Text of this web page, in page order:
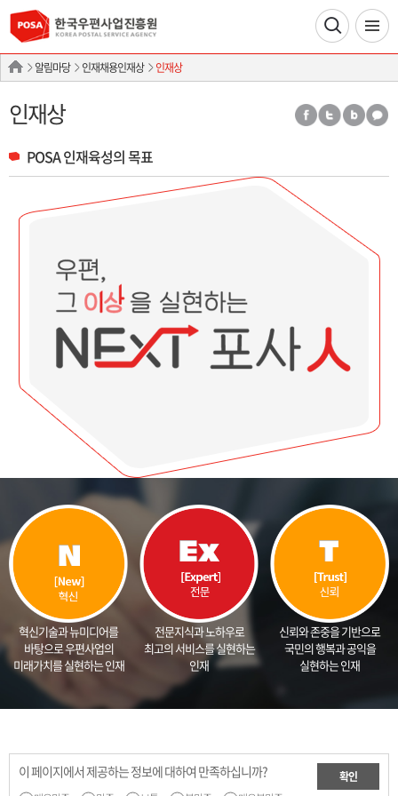
알림마당 인재채용인재상 인재상
인재상
POSA 인재육성의 목표
혁신기술과 뉴미디어를
바탕으로 우편사업의
미래가치를 실현하는 인재
전문지식과 노하우로
최고의 서비스를 실현하는
인재
신뢰와 존중을 기반으로
국민의 행복과 공익을
실현하는 인재
이 페이지에서 제공하는 정보에 대하여 만족하십니까? 확인